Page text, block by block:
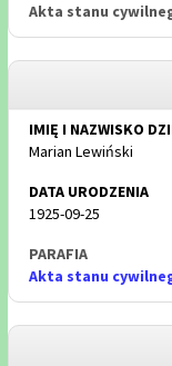
Akta stanu
Marian Lewiński
1925-09-25
Akta stanu